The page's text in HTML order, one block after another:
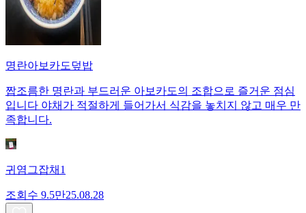
명란아보카도덮밥
짭조름한 명란과 부드러운 아보카도의 조합으로 즐거운 점심
입니다 야채가 적절하게 들어가서 식감을 놓치지 않고 매우 만
족합니다.
귀염그잡채1
조회수 9.5만25.08.28